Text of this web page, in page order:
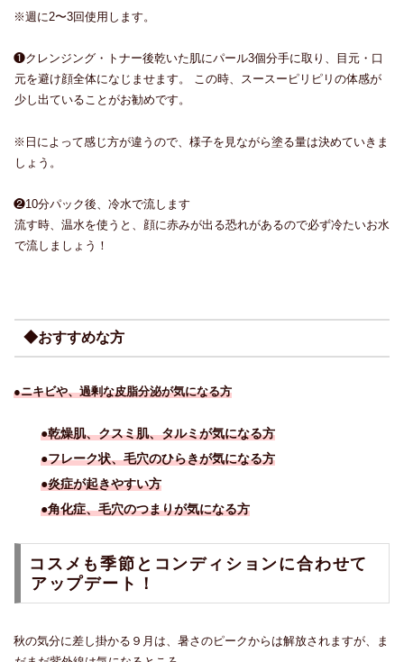
※週に2〜3回使用します。
❶クレンジング・トナー後乾いた肌にパール3個分手に取り、目元・口
元を避け顔全体になじませます。 この時、スースーピリピリの体感が
少し出ていることがお勧めです。
※日によって感じ方が違うので、様子を見ながら塗る量は決めていきま
しょう。
❷10分パック後、冷水で流します
流す時、温水を使うと、顔に赤みが出る恐れがあるので必ず冷たいお水
で流しましょう！
◆おすすめな方
●ニキビや、過剰な皮脂分泌が気になる方
●乾燥肌、クスミ肌、タルミが気になる方
●フレーク状、毛穴のひらきが気になる方
●炎症が起きやすい方
●角化症、毛穴のつまりが気になる方
コスメも季節とコンディションに合わせて
アップデート！
秋の気分に差し掛かる９月は、暑さのピークからは解放されますが、ま